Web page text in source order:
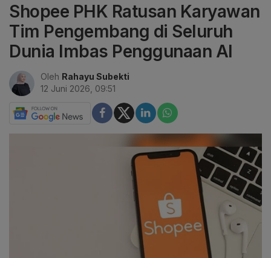
Shopee PHK Ratusan Karyawan
Tim Pengembang di Seluruh
Dunia Imbas Penggunaan AI
Oleh Rahayu Subekti
12 Juni 2026, 09:51